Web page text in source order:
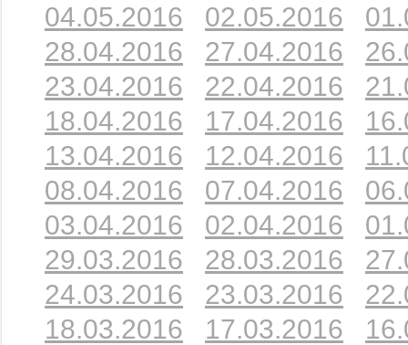
04.05.2016
02.05.2016
28.04.2016
27.04.2016
23.04.2016
22.04.2016
18.04.2016
17.04.2016
13.04.2016
12.04.2016
08.04.2016
07.04.2016
03.04.2016
02.04.2016
29.03.2016
28.03.2016
24.03.2016
23.03.2016
18.03.2016
17.03.2016